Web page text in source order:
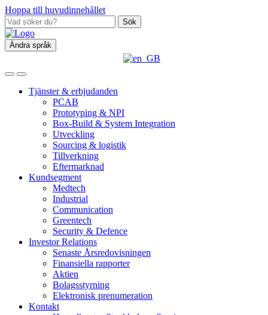
Hoppa till huvudinnehållet
Sök
Ändra språk
Tjänster & erbjudanden
PCAB
Prototyping & NPI
Box‑Build & System Integration
Utveckling
Sourcing & logistik
Tillverkning
Eftermarknad
Kundsegment
Medtech
Industrial
Communication
Greentech
Security & Defence
Investor Relations
Senaste Årsredovisningen
Finansiella rapporter
Aktien
Bolagsstyrning
Elektronisk prenumeration
Kontakt